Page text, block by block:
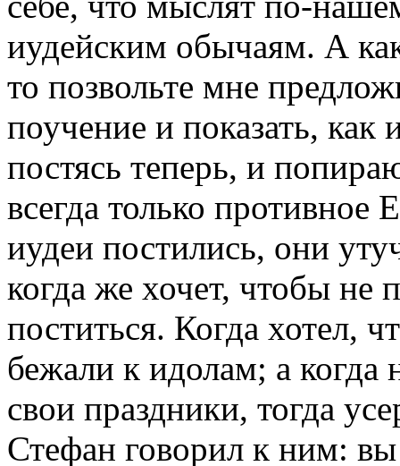
иудейским обычаям. А
то позвольте мне
поучение и показать,
постясь теперь, и
всегда только
иудеи постились, они
когда же хочет, чтобы не
поститься. Когда хотел,
бежали к идолам; а когда
свои праздники, тогда
Стефан говорил к ним: